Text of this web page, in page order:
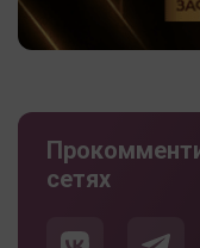
сетях